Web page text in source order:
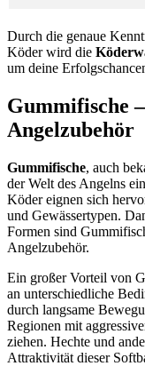
Durch die genaue
Köder wird die
um deine
Gummifische
Angelzubehör
Gummifische, auch
der Welt des Angelns
Köder eignen sich
und Gewässertypen.
Formen sind
Angelzubehör.
Ein großer Vorteil von
an unterschiedliche
durch langsame
Regionen mit
ziehen. Hechte und
Attraktivität dieser